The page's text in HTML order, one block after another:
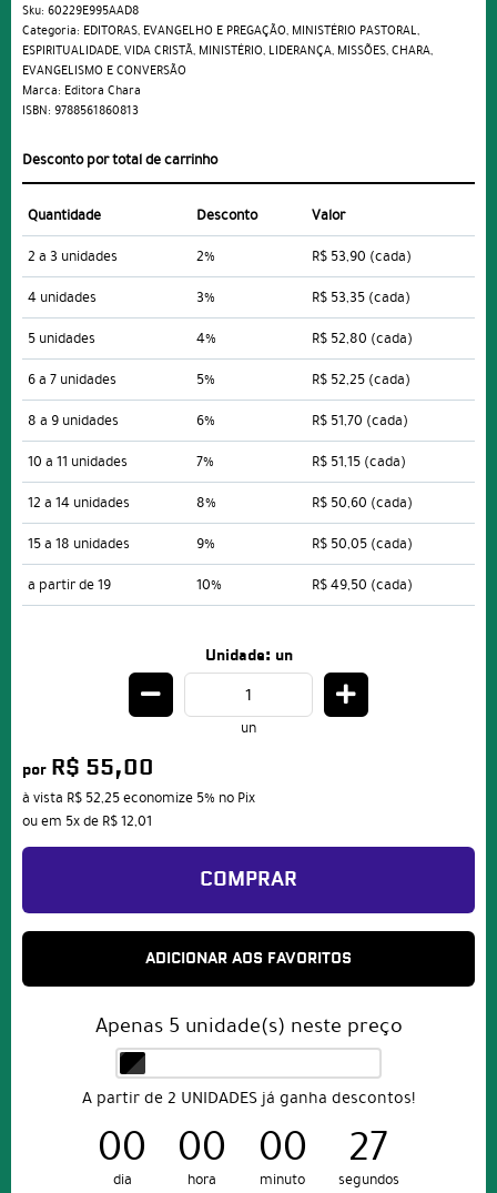
Sku: 60229E995AAD8
Categoria: EDITORAS, EVANGELHO E PREGAÇÃO, MINISTÉRIO PASTORAL,
ESPIRITUALIDADE,VIDA CRISTÃ, MINISTÉRIO, LIDERANÇA, MISSÕES,CHARA,
EVANGELISMO E CONVERSÃO
Marca: Editora Chara
ISBN: 9788561860813
Desconto por total de carrinho
Quantidade Desconto
Valor
2 a 3 unidades
2% R$ 53,90 (cada)
4 unidades
3% R$ 53,35 (cada)
5 unidades
4% R$ 52,80 (cada)
6 a 7 unidades
5% R$ 52,25 (cada)
8 a 9 unidades
6% R$ 51,70 (cada)
10 a 11 unidades
7% R$ 51,15 (cada)
12 a 14 unidades
8% R$ 50,60 (cada)
15 a 18 unidades
9% R$ 50,05 (cada)
a partir de 19
10% R$ 49,50 (cada)
Unidade: un
un
por R$ 55,00
à vista R$ 52,25economize 5% no Pix
ou em 5xde R$ 12,01
COMPRAR
ADICIONAR AOS FAVORITOS
Apenas 5 unidade(s) neste preço
A partir de 2 UNIDADES já ganha descontos!
00
dia
00
hora
00
minuto
27
segundos